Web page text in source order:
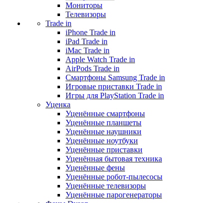
Мониторы
Телевизоры
Trade in
iPhone Trade in
iPad Trade in
iMac Trade in
Apple Watch Trade in
AirPods Trade in
Смартфоны Samsung Trade in
Игровые приставки Trade in
Игры для PlayStation Trade in
Уценка
Уценённые смартфоны
Уценённые планшеты
Уценённые наушники
Уценённые ноутбуки
Уценённые приставки
Уценённая бытовая техника
Уценённые фены
Уценённые робот-пылесосы
Уценённые телевизоры
Уценённые парогенераторы